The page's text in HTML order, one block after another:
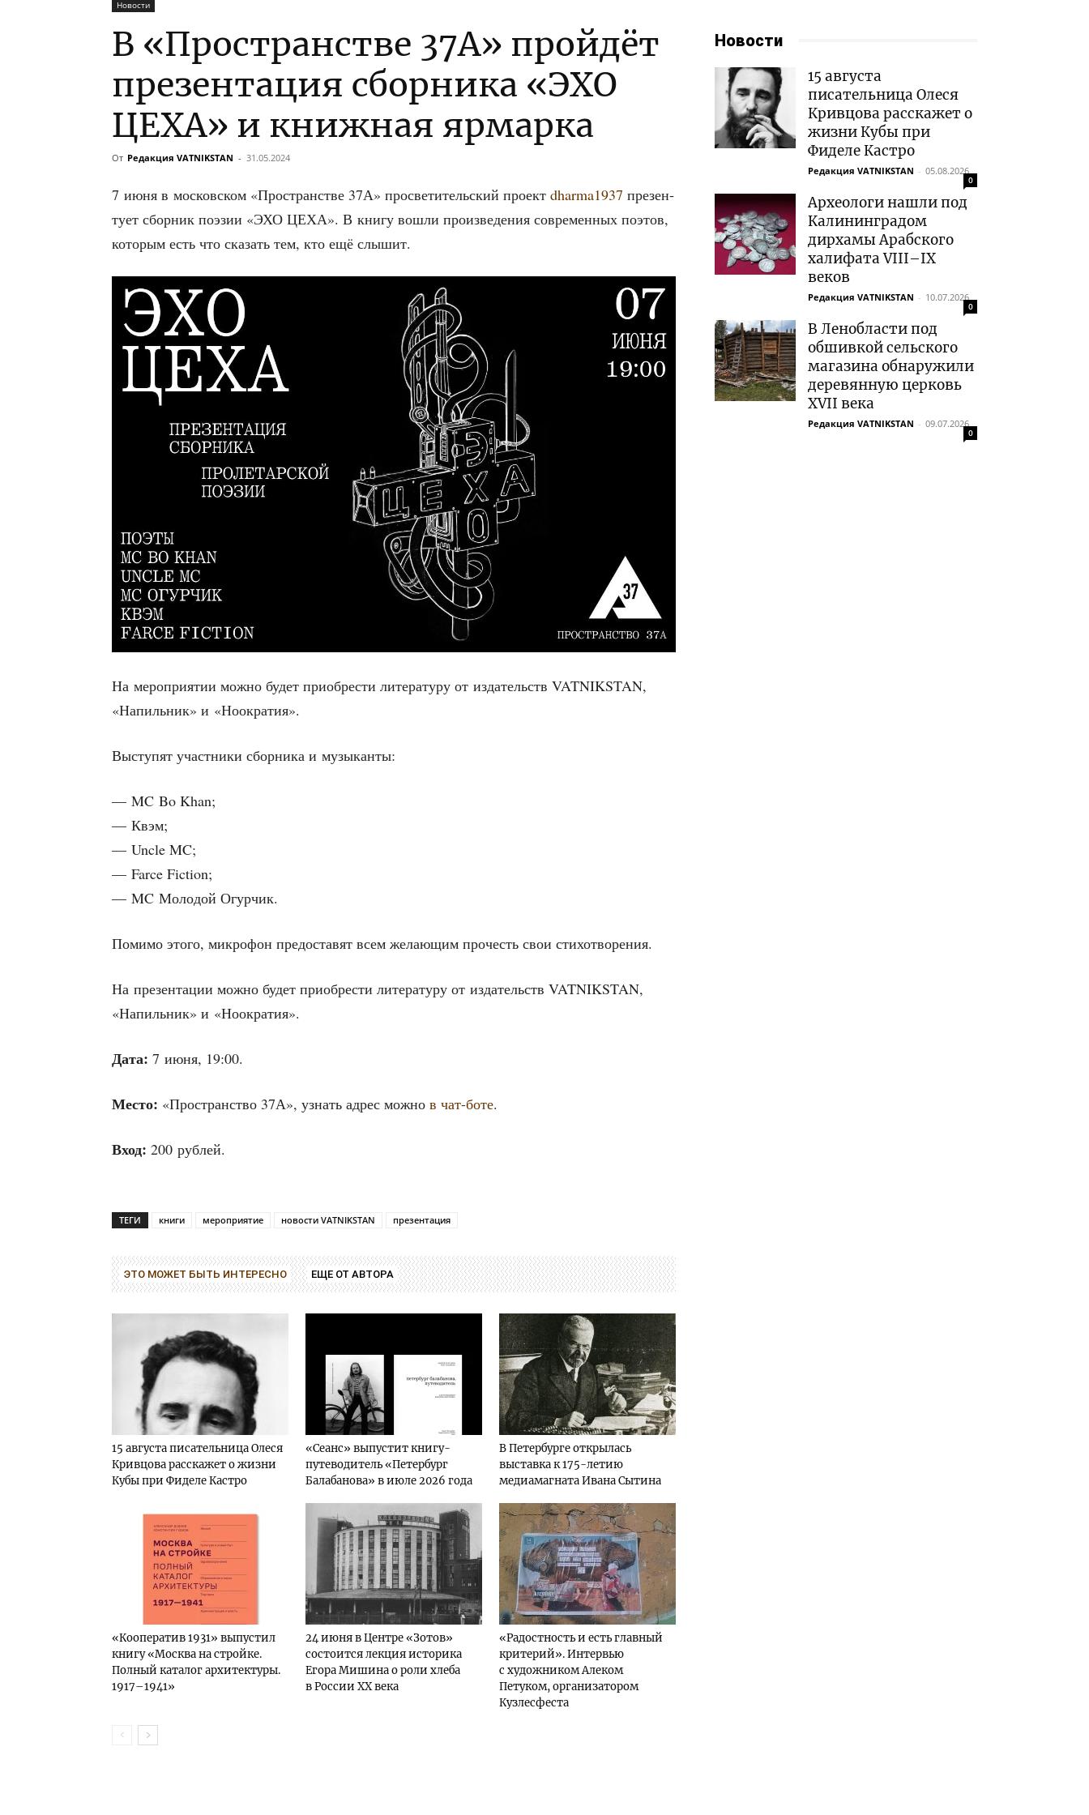
Новости
В «Пространстве 37А» пройдёт
презентация сборника «ЭХО
ЦЕХА» и книжная ярмарка
От Редакция VATNIKSTAN - 31.05.2024
7 июня в мос­ков­ском «Про­стран­стве 37А» про­све­ти­тель­ский про­ект dharma1937 пре­зен­
ту­ет сбор­ник поэ­зии «ЭХО ЦЕХА». В кни­гу вошли про­из­ве­де­ния совре­мен­ных поэтов,
кото­рым есть что ска­зать тем, кто ещё слышит.
На меро­при­я­тии мож­но будет при­об­ре­сти лите­ра­ту­ру от изда­тельств VATNIKSTAN,
«Напиль­ник» и «Ноокра­тия».
Высту­пят участ­ни­ки сбор­ни­ка и музыканты:
— MC Bo Khan;
— Квэм;
— Uncle MC;
— Farce Fiction;
— MC Моло­дой Огурчик.
Поми­мо это­го, мик­ро­фон предо­ста­вят всем жела­ю­щим про­честь свои стихотворения.
На пре­зен­та­ции мож­но будет при­об­ре­сти лите­ра­ту­ру от изда­тельств VATNIKSTAN,
«Напиль­ник» и «Ноокра­тия».
Дата: 7 июня, 19:00.
Место: «Про­стран­ство 37А», узнать адрес мож­но в чат-боте.
Вход: 200 рублей.
ТЕГИ книги мероприятие новости VATNIKSTAN презентация
ЭТО МОЖЕТ БЫТЬ ИНТЕРЕСНО ЕЩЕ ОТ АВТОРА
15 августа писательница Олеся
Кривцова расскажет о жизни
Кубы при Фиделе Кастро
«Сеанс» выпустит книгу-
путеводитель «Петербург
Балабанова» в июле 2026 года
В Петербурге открылась
выставка к 175-летию
медиамагната Ивана Сытина
«Кооператив 1931» выпустил
книгу «Москва на стройке.
Полный каталог архитектуры.
1917–1941»
24 июня в Центре «Зотов»
состоится лекция историка
Егора Мишина о роли хлеба
в России XX века
«Радостность и есть главный
критерий». Интервью
с художником Алеком
Петуком, организатором
Кузлесфеста
Новости
15 августа
писательница Олеся
Кривцова расскажет о
жизни Кубы при
Фиделе Кастро
Редакция VATNIKSTAN - 05.08.2026
0
Археологи нашли под
Калининградом
дирхамы Арабского
халифата VIII–IX
веков
Редакция VATNIKSTAN - 10.07.2026
0
В Ленобласти под
обшивкой сельского
магазина обнаружили
деревянную церковь
XVII века
Редакция VATNIKSTAN - 09.07.2026
0